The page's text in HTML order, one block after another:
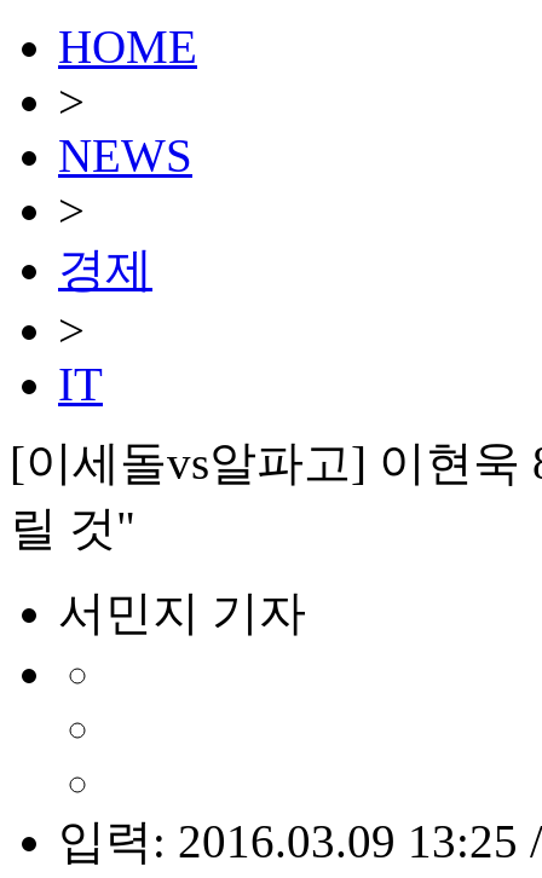
HOME
>
NEWS
>
경제
>
IT
[이세돌vs알파고] 이현욱
릴 것"
서민지 기자
입력: 2016.03.09 13:25